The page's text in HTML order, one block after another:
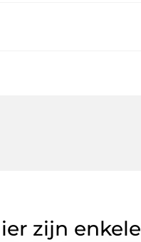
zijn enkele